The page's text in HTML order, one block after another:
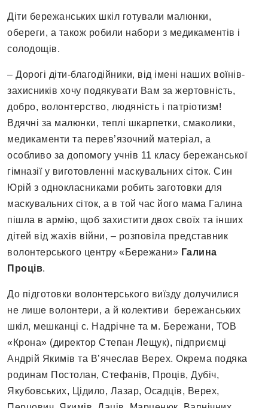
Діти бережанських шкіл готували малюнки,
обереги, а також робили набори з медикаментів і
солодощів.
– Дорогі діти-благодійники, від імені наших воїнів-
захисників хочу подякувати Вам за жертовність,
добро, волонтерство, людяність і патріотизм!
Вдячні за малюнки, теплі шкарпетки, смаколики,
медикаменти та перев’язочний матеріал, а
особливо за допомогу учнів 11 класу бережанської
гімназії у виготовленні маскувальних сіток. Син
Юрій з однокласниками робить заготовки для
маскувальних сіток, а в той час його мама Галина
пішла в армію, щоб захистити двох своїх та інших
дітей від жахів війни, – розповіла представник
волонтерського центру «Бережани» Галина
Проців.
До підготовки волонтерського виїзду долучилися
не лише волонтери, а й колективи бережанських
шкіл, мешканці с. Надрічне та м. Бережани, ТОВ
«Крона» (директор Степан Лещук), підприємці
Андрій Якимів та В’ячеслав Верех. Окрема подяка
родинам Постолан, Стефанів, Проців, Дубіч,
Якубовських, Цідило, Лазар, Осадців, Верех,